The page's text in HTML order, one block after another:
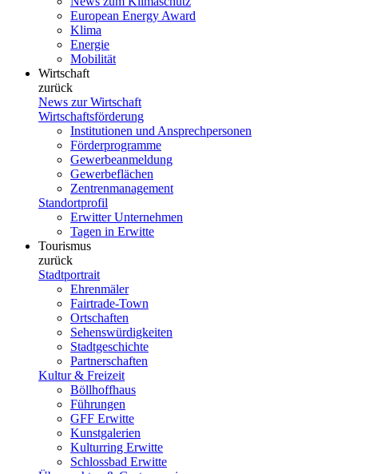
European Energy Award
Klima
Energie
Mobilität
Wirtschaft
zurück
News zur Wirtschaft
Wirtschaftsförderung
Institutionen und Ansprechpersonen
Förderprogramme
Gewerbeanmeldung
Gewerbeflächen
Zentrenmanagement
Standortprofil
Erwitter Unternehmen
Tagen in Erwitte
Tourismus
zurück
Stadtportrait
Ehrenmäler
Fairtrade-Town
Ortschaften
Sehenswürdigkeiten
Stadtgeschichte
Partnerschaften
Kultur & Freizeit
Böllhoffhaus
Führungen
GFF Erwitte
Kunstgalerien
Kulturring Erwitte
Schlossbad Erwitte